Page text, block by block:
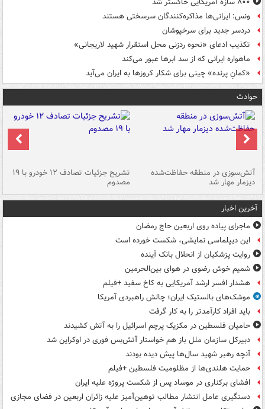
ونس: ایرانی‌ها مذاکره‌کنندگان سرسختی هستند
دردسر جدید برای سرخپوشان
تکذیب ادعای «نحوه ردزنی محل استقرار شهید لاریجانی»
ماهواره ایرانی که از سد ابرها عبور می‌کند
«کمانِ پرنده» چینی برای شکار کروزها به ایران می‌آید
حوادث
آتش‌سوزی در منطقه حفاظت‌شده
دیزمار مهار شد
تشریح جزئیات تصادف ۱۲ خودرو با ۱۹
مصدوم
آخرین اخبار
ماجرای پیاده روی اربعین حاج رمضان
این دیپلماسی نمایشی، شکست خورده است
روایت پزشکیان از انحلال بانک آینده
شمیم خوش رضوی در هوای بین‌الحرمین
هشدار افسر ارشد آمریکایی به کاخ سفید +فیلم
موشک‌های بالستیک ایران؛ چالش راهبردی آمریکا
باید افراد کارآمدتر را به کار گرفت
حامیان فلسطین در مکزیک پرچم اسرائیل را به آتش کشیدند
دبیرکل سازمان ملل باز هم خواستار آتش‌بس فوری در اوکراین شد
آنچه رهبر شهید سال‌ها پیش دیده بودند
حمایت هلندی‌ها از مظلومیت فلسطین +فیلم
افشای برکناری در موساد پس از شکست پروژه علیه ایران
دستگیری عامل انتشار مطالب توهین‌آمیز علیه زائران اربعین در فضای مجازی